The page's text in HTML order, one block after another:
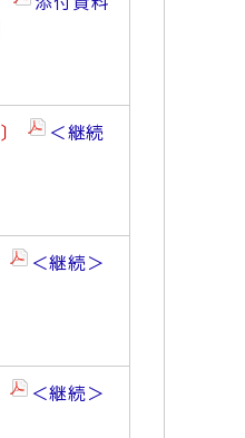
〕
＜継続
＜継続＞
＜継続＞